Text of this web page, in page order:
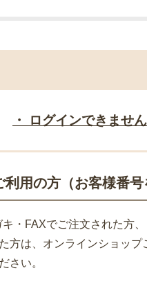
・ ログインできません
用の方（お客様番号
・FAXでご注文された方
方は、オンラインショップ
さい。